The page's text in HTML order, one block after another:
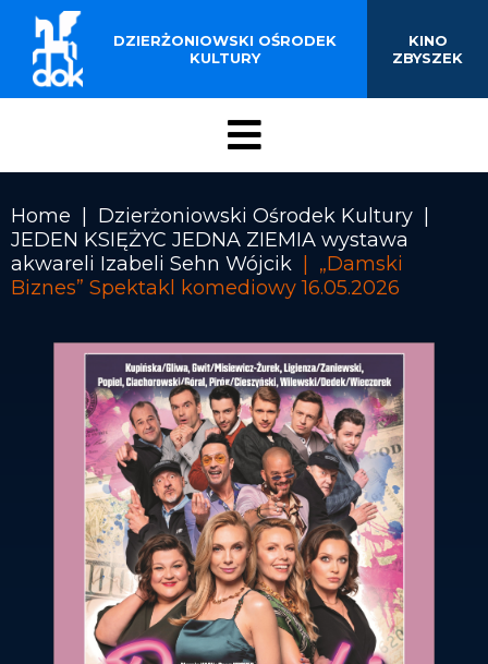
Przejdź
treści
Menu
DOK
BUDYNKU KINOTEATRU
„ZBYSZEK” W
DZIERŻONIOWIE
DZIERŻONIOWSKI OŚRODEK
KULTURY
KINO
ZBYSZEK
Ścieżka
nawigacyjna
Home
Dzierżoniowski Ośrodek Kultury
JEDEN KSIĘŻYC JEDNA ZIEMIA wystawa
akwareli Izabeli Sehn Wójcik
„Damski
Biznes” Spektakl komediowy 16.05.2026